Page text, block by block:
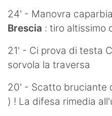
24' - Manovra
Brescia : tiro altissimo
21' - Ci prova di testa
sorvola la traversa
20' - Scatto bruciante
) ! La difesa rimedia